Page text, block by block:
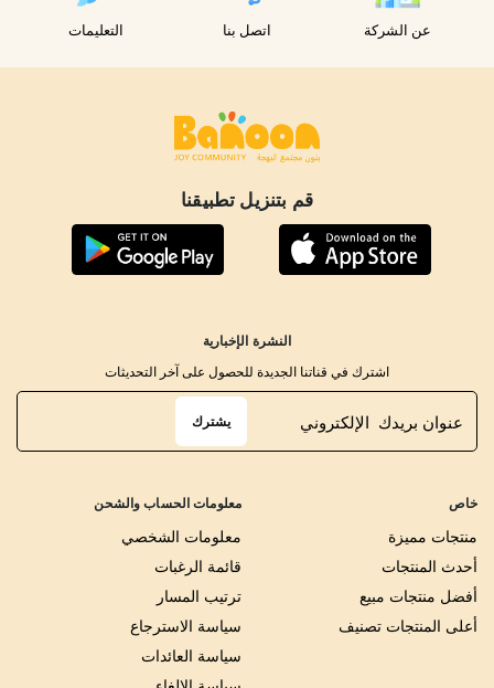
عن الشركة اتصل بنا التعليمات
قم بتنزيل تطبيقنا
خاص
منتجات مميزة
أحدث المنتجات
أفضل منتجات مبيع
أعلى المنتجات تصنيف
معلومات الحساب والشحن
معلومات الشخصي
قائمة الرغبات
ترتيب المسار
سياسة الاسترجاع
سياسة العائدات
النشرة الإخبارية
اشترك في قناتنا الجديدة للحصول على آخر التحديثات
يشترك